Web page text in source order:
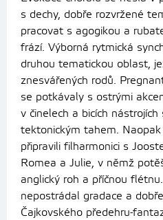
s dechy, dobře rozvržené
pracovat s agogikou a
frází. Výborná rytmická
druhou tematickou oblast,
znesvářených rodů.
se potkávaly s ostrými
v činelech a bicích
tektonickým tahem.
připravili filharmonici s
Romea a Julie, v němž
anglický roh a příčnou
nepostrádal gradace a
Čajkovského předehru-